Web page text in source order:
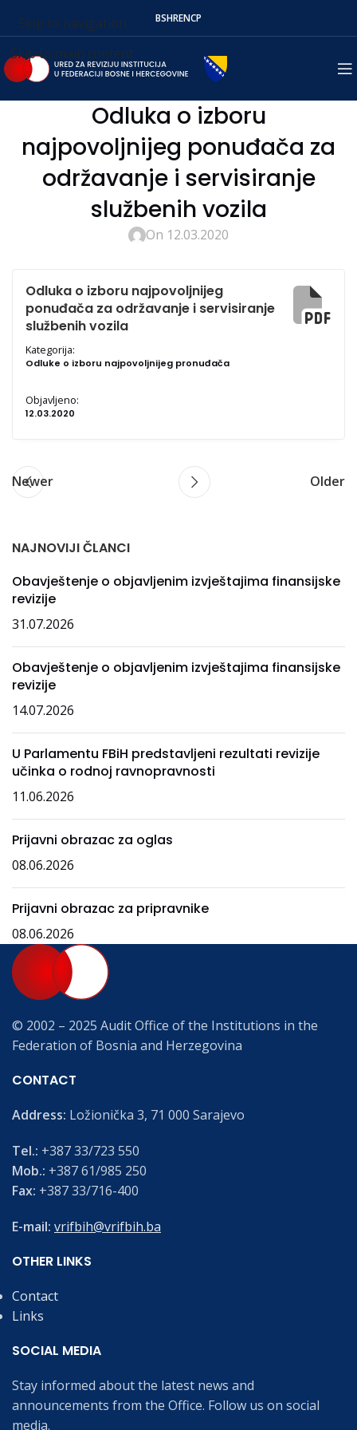
Skip to navigation
Skip to main content
BSHRENСР
Odluka o izboru
najpovoljnijeg ponuđača za
održavanje i servisiranje
službenih vozila
On 12.03.2020
Odluka o izboru najpovoljnijeg
ponuđača za održavanje i servisiranje
službenih vozila
Kategorija:
Odluke o izboru najpovoljnijeg pronuđača
Objavljeno:
12.03.2020
Newer Older
NAJNOVIJI ČLANCI
Obavještenje o objavljenim izvještajima finansijske
revizije
31.07.2026
Obavještenje o objavljenim izvještajima finansijske
revizije
14.07.2026
U Parlamentu FBiH predstavljeni rezultati revizije
učinka o rodnoj ravnopravnosti
11.06.2026
Prijavni obrazac za oglas
08.06.2026
Prijavni obrazac za pripravnike
08.06.2026
© 2002 – 2025 Audit Office of the Institutions in the
Federation of Bosnia and Herzegovina
CONTACT
Address: Ložionička 3, 71 000 Sarajevo
Tel.: +387 33/723 550
Mob.: +387 61/985 250
Fax: +387 33/716-400
E-mail: vrifbih@vrifbih.ba
OTHER LINKS
Contact
Links
SOCIAL MEDIA
Stay informed about the latest news and
announcements from the Office. Follow us on social
media.